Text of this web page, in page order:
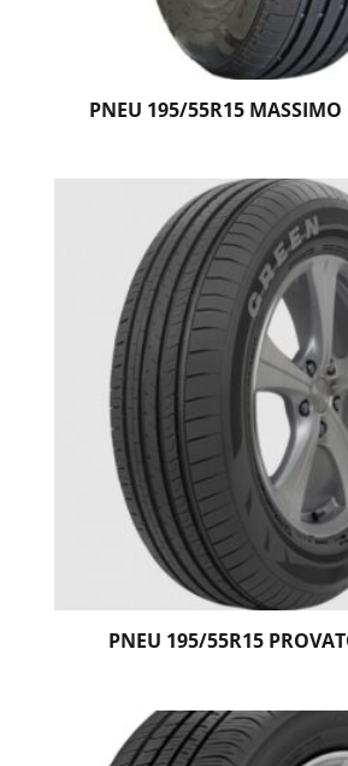
PNEU 195/55R15 MASSIMO
PNEU 195/55R15